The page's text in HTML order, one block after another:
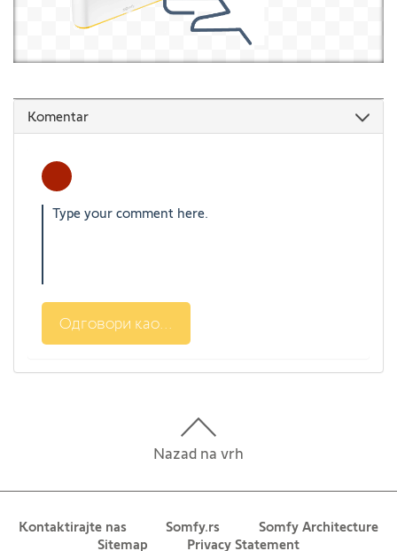
Komentar
Одговори као...
Nazad na vrh
Kontaktirajte nas Somfy.rs
Somfy Architecture
Sitemap
Privacy Statement